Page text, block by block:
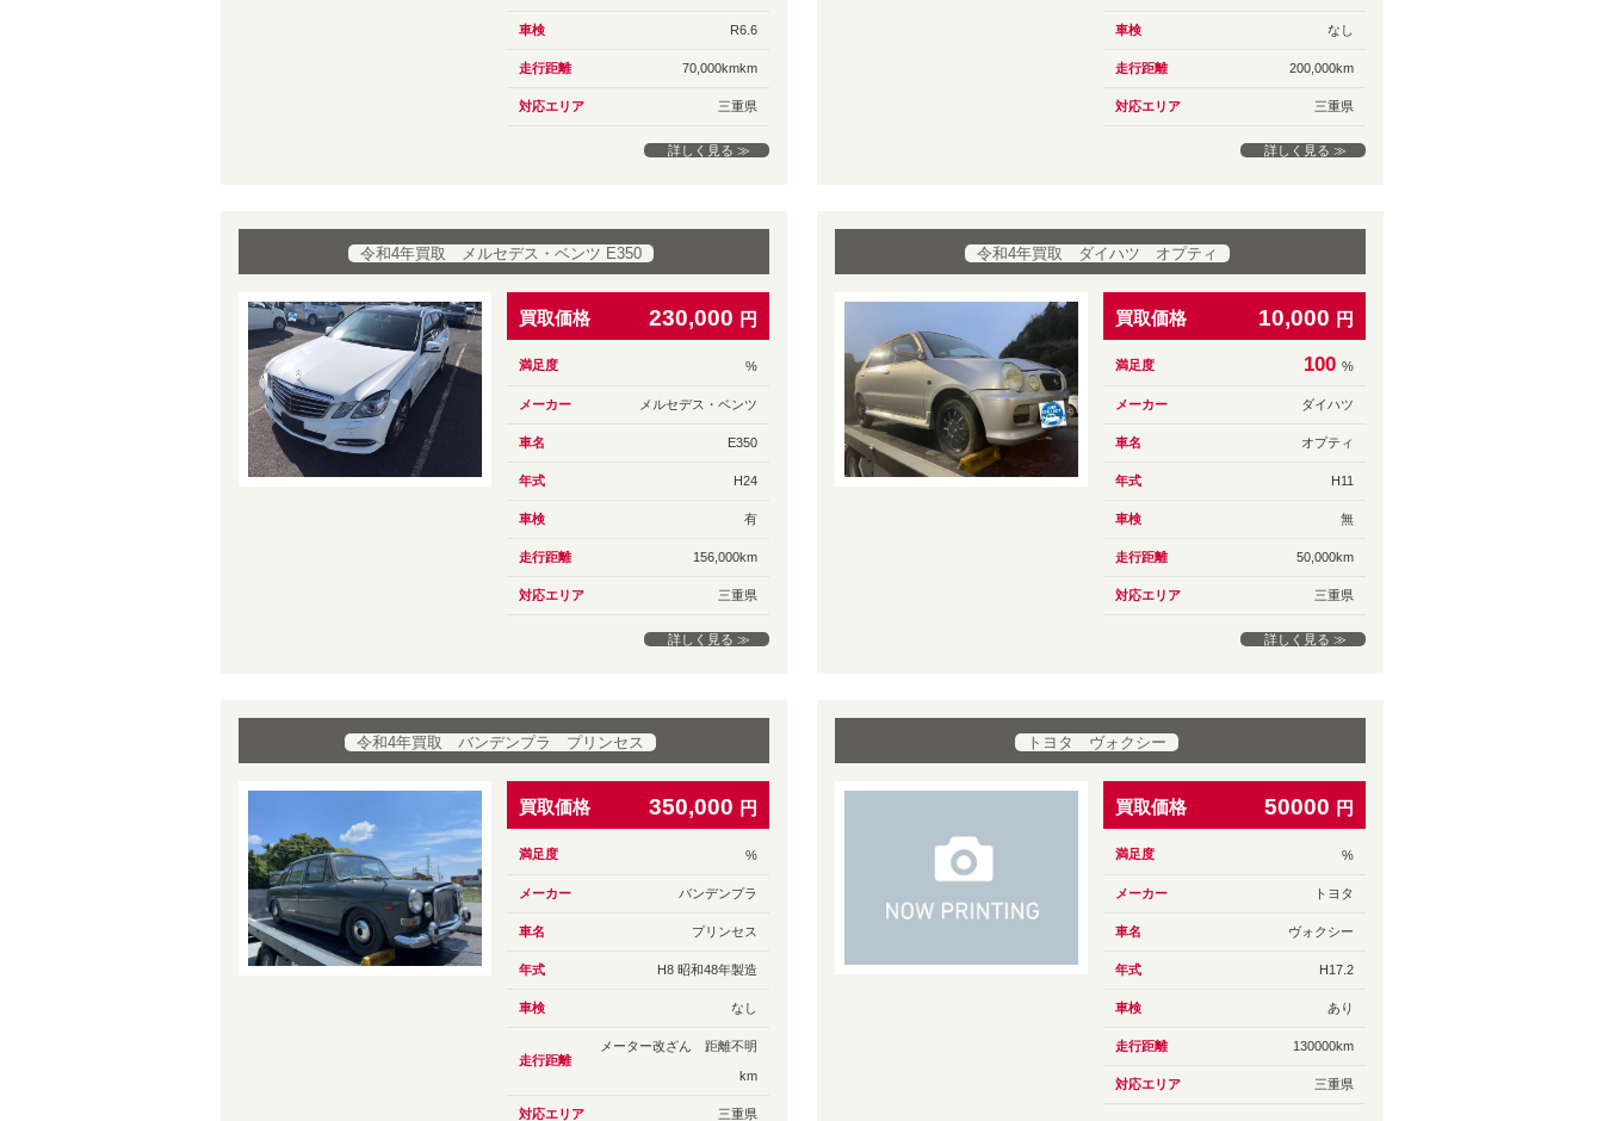
車検 R6.6
走行距離 70,000kmkm
対応エリア 三重県
詳しく見る ≫
車検 なし
走行距離 200,000km
対応エリア 三重県
詳しく見る ≫
令和4年買取 メルセデス・ベンツ E350
買取価格 230,000 円
満足度 %
メーカー メルセデス・ベンツ
車名 E350
年式 H24
車検 有
走行距離 156,000km
対応エリア 三重県
詳しく見る ≫
令和4年買取 ダイハツ オプティ
買取価格 10,000 円
満足度 100 %
メーカー ダイハツ
車名 オプティ
年式 H11
車検 無
走行距離 50,000km
対応エリア 三重県
詳しく見る ≫
令和4年買取 バンデンプラ プリンセス
買取価格 350,000 円
満足度 %
メーカー バンデンプラ
車名 プリンセス
年式 H8 昭和48年製造
車検 なし
走行距離
メーター改ざん 距離不明
km
対応エリア 三重県
トヨタ ヴォクシー
買取価格 50000 円
満足度 %
メーカー トヨタ
車名 ヴォクシー
年式 H17.2
車検 あり
走行距離 130000km
対応エリア 三重県